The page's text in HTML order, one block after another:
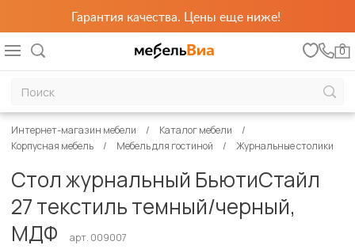
Гарантия качества. Цены еще ниже!
0
Интернет-магазин мебели
Каталог мебели
Корпусная мебель
Мебель для гостиной Журнальные столики
Стол журнальный БьютиСтайл
27 текстиль темный/черный,
МДФ
арт. 009007